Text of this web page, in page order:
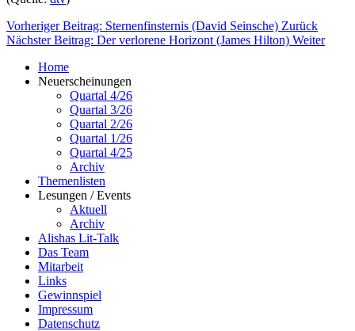
Vorheriger Beitrag: Sternenfinsternis (David Seinsche) Zurück
Nächster Beitrag: Der verlorene Horizont (James Hilton) Weiter
Home
Neuerscheinungen
Quartal 4/26
Quartal 3/26
Quartal 2/26
Quartal 1/26
Quartal 4/25
Archiv
Themenlisten
Lesungen / Events
Aktuell
Archiv
Alishas Lit-Talk
Das Team
Mitarbeit
Links
Gewinnspiel
Impressum
Datenschutz